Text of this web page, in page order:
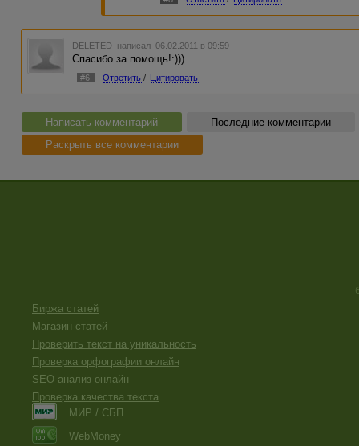
DELETED написал 06.02.2011 в 09:59
Спасибо за помощь!:)))
#6 Ответить / Цитировать
Написать комментарий
Последние комментарии
Раскрыть все комментарии
Биржа статей
Магазин статей
Проверить текст на уникальность
Проверка орфографии онлайн
SEO анализ онлайн
Проверка качества текста
МИР / СБП
WebMoney